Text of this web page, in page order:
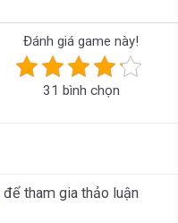
Đánh giá game này!
31 bình chọn
để tham gia thảo luận